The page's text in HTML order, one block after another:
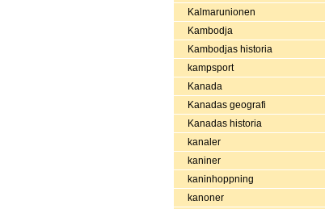
Kalmarunionen
Kambodja
Kambodjas historia
kampsport
Kanada
Kanadas geografi
Kanadas historia
kanaler
kaniner
kaninhoppning
kanoner